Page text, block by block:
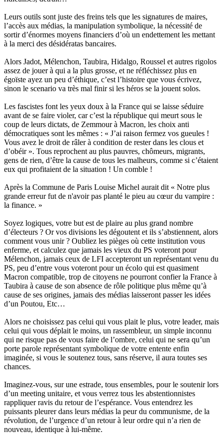
Leurs outils sont juste des freins tels que les signatures de maires,
l’accès aux médias, la manipulation symbolique, la nécessité de
sortir d’énormes moyens financiers d’où un endettement les mettant
à la merci des désidératas bancaires.
Alors Jadot, Mélenchon, Taubira, Hidalgo, Roussel et autres rigolos
assez de jouer à qui a la plus grosse, et ne réfléchissez plus en
égoïste ayez un peu d’éthique, c’est l’histoire que vous écrivez,
sinon le scenario va très mal finir si les héros se la jouent solos.
Les fascistes font les yeux doux à la France qui se laisse séduire
avant de se faire violer, car c’est la république qui meurt sous le
coup de leurs dictats, de Zemmour à Macron, les choix anti
démocratiques sont les mêmes : « J’ai raison fermez vos gueules !
Vous avez le droit de râler à condition de rester dans les clous et
d’obéir ». Tous reprochent au plus pauvres, chômeurs, migrants,
gens de rien, d’être la cause de tous les malheurs, comme si c’étaient
eux qui profitaient de la situation ! Un comble !
Après la Commune de Paris Louise Michel aurait dit « Notre plus
grande erreur fut de n'avoir pas planté le pieu au cœur du vampire :
la finance. »
Soyez logiques, votre but est de plaire au plus grand nombre
d’électeurs ? Or vos divisions les dégoutent et ils s’abstiennent, alors
comment vous unir ? Oubliez les pièges où cette institution vous
enferme, et calculez que jamais les vieux du PS voteront pour
Mélenchon, jamais ceux de LFI accepteront un représentant venu du
PS, peu d’entre vous voteront pour un écolo qui est quasiment
Macron compatible, trop de citoyens ne pourront confier la France à
Taubira à cause de son absence de rôle politique plus même qu’à
cause de ses origines, jamais des médias laisseront passer les idées
d’un Poutou, Etc…
Alors ne choisissez pas celui qui vous plait le plus, votre leader, mais
celui qui vous déplait le moins, un rassembleur, un simple inconnu
qui ne risque pas de vous faire de l’ombre, celui qui ne sera qu’un
porte parole représentant symbolique de votre entente enfin
imaginée, si vous le soutenez tous, sans réserve, il aura toutes ses
chances.
Imaginez-vous, sur une estrade, tous ensembles, pour le soutenir lors
d’un meeting unitaire, et vous verrez tous les abstentionnistes
rappliquer ravis du retour de l’espérance. Vous entendrez les
puissants pleurer dans leurs médias la peur du communisme, de la
révolution, de l’urgence d’un retour à leur ordre qui n’a rien de
nouveau, identique à lui-même.